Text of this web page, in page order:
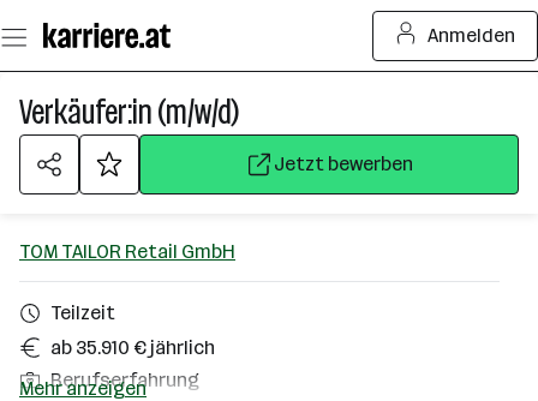
Seiteninhalt
springen
Anmelden
Verkäufer:in (m/w/d)
Jetzt bewerben
TOM TAILOR Retail GmbH
Teilzeit
ab 35.910 € jährlich
Berufserfahrung
Mehr anzeigen